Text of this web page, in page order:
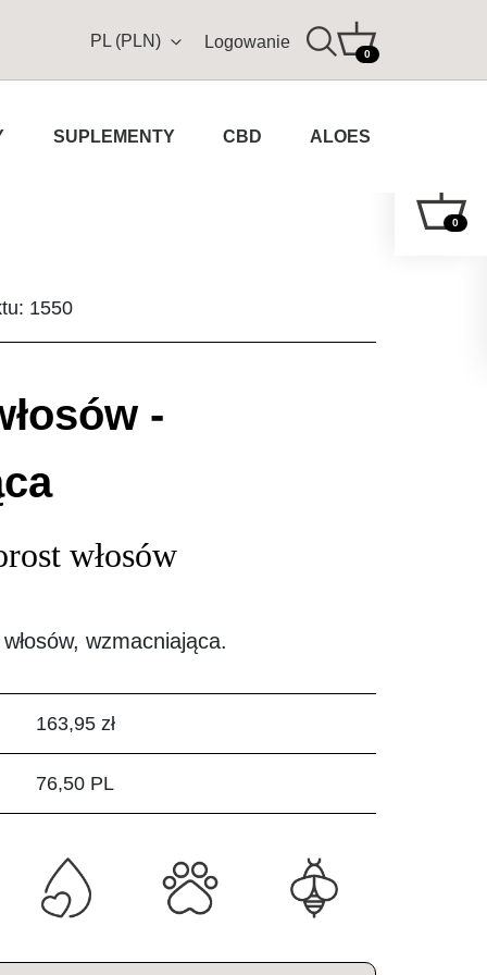
PL (PLN) Logowanie
0
SUPLEMENTY CBD ALOES
0
1550
-
włosów
wzmacniająca.
163,95 zł
76,50 PL